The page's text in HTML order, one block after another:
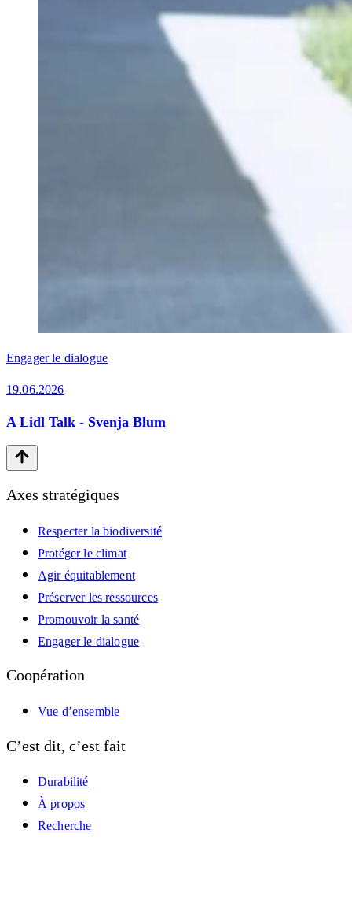
Engager le dialogue
19.06.2026
A Lidl Talk - Svenja Blum
Axes stratégiques
Respecter la biodiversité
Protéger le climat
Agir équitablement
Préserver les ressources
Promouvoir la santé
Engager le dialogue
Coopération
Vue d’ensemble
C’est dit, c’est fait
Durabilité
À propos
Recherche